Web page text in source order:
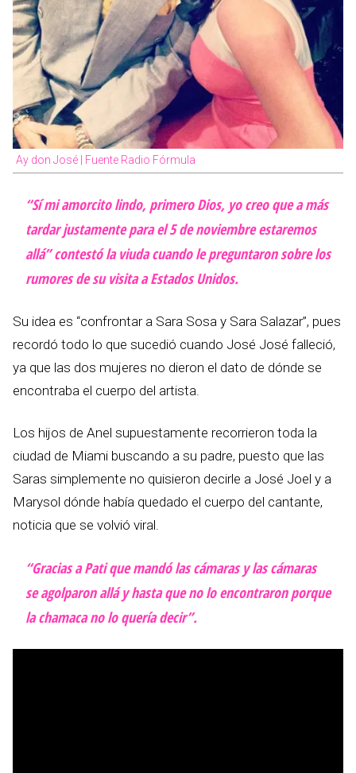
Ay don José | Fuente Radio Fórmula
“Sí mi amorcito lindo, primero Dios, yo creo que a más
tardar justamente para el 5 de noviembre estaremos
allá” contestó la viuda cuando le preguntaron sobre los
rumores de su visita a Estados Unidos.
Su idea es “confrontar a Sara Sosa y Sara Salazar”, pues
recordó todo lo que sucedió cuando José José falleció,
ya que las dos mujeres no dieron el dato de dónde se
encontraba el cuerpo del artista.
Los hijos de Anel supuestamente recorrieron toda la
ciudad de Miami buscando a su padre, puesto que las
Saras simplemente no quisieron decirle a José Joel y a
Marysol dónde había quedado el cuerpo del cantante,
noticia que se volvió viral.
“Gracias a Pati que mandó las cámaras y las cámaras
se agolparon allá y hasta que no lo encontraron porque
la chamaca no lo quería decir”.